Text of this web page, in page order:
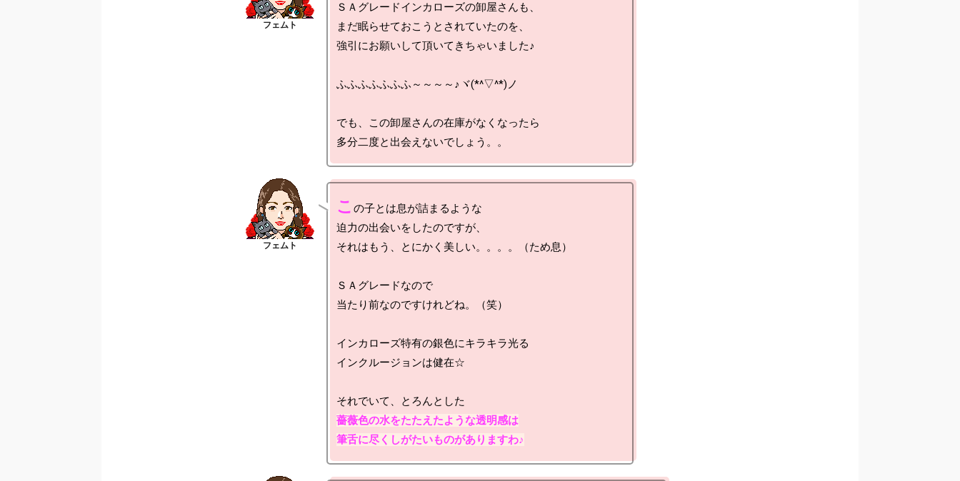
ＳＡグレードインカローズの卸屋さんも、
まだ眠らせておこうとされていたのを、
強引にお願いして頂いてきちゃいました♪
ふふふふふふふ～～～～♪ヾ(*^▽^*)ノ
でも、この卸屋さんの在庫がなくなったら
こ の子とは息が詰まるような
迫力の出会いをしたのですが、
それはもう、とにかく美しい。。。。（ため息）
ＳＡグレードなので
当たり前なのですけれどね。（笑）
インカローズ特有の銀色にキラキラ光る
インクルージョンは健在☆
薔薇色の水をたたえたような透明感は
筆舌に尽くしがたいものがありますわ♪